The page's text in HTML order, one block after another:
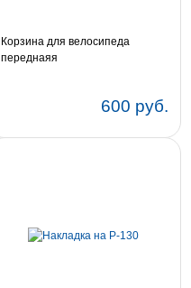
Корзина для велосипеда
переднаяя
600 руб.